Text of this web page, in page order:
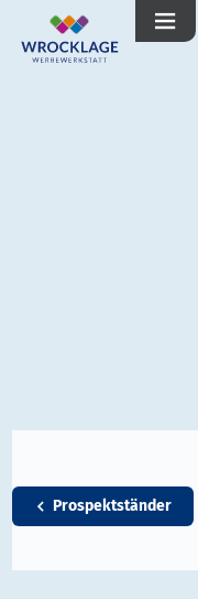
Prospektständer